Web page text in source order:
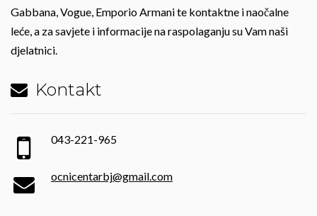
Gabbana, Vogue, Emporio Armani te kontaktne i naočalne
leće, a za savjete i informacije na raspolaganju su Vam naši
djelatnici.
Kontakt
043-221-965
ocnicentarbj@gmail.com